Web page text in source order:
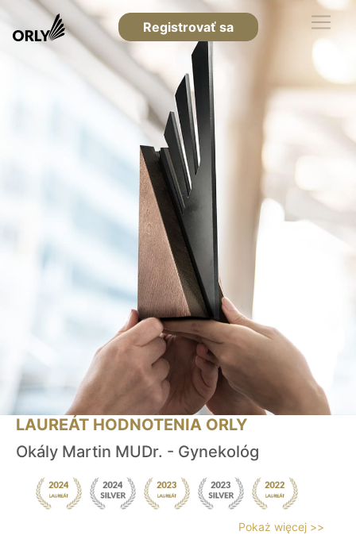
Registrovať sa
LAUREÁT HODNOTENIA ORLY
Okály Martin MUDr. - Gynekológ
Pokaż więcej >>